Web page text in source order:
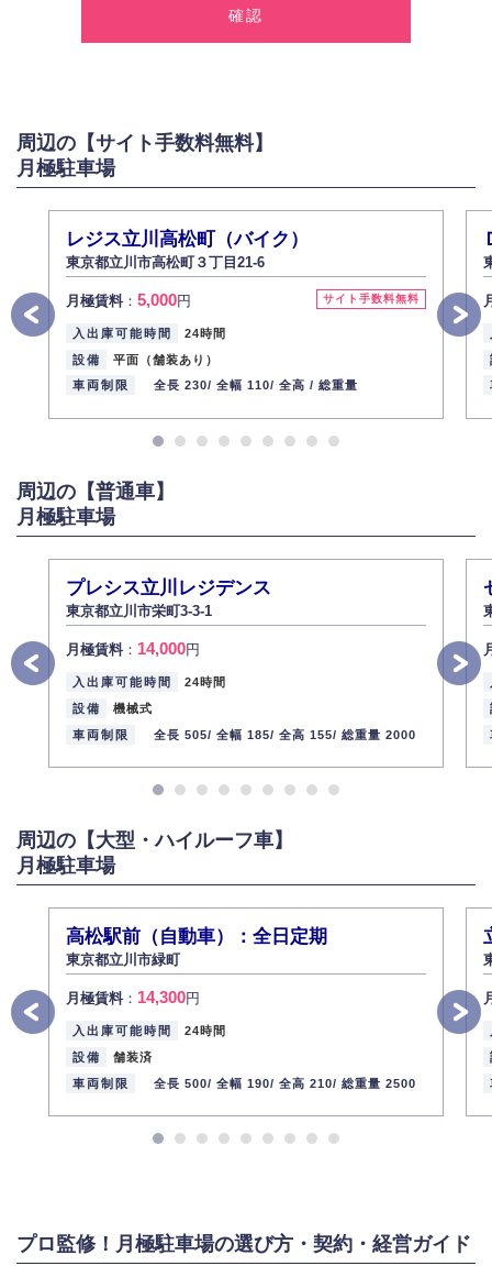
2.個人情報の利用
お問い合わせに対する回答、資料等の送付
採用に関する回答、情報の提供
弊社は取り扱う個人情報の外部への漏洩を防止し、その利用目的に応じて
適切かつ安全に管理します。
4.個人情報の第三者提供
法的義務など正当な理由に基づく要請があった場合を除き、お客様の個人
情報をご本人の同意なく第三者に提供いたしません。
5.個人情報の開示・訂正・削除
お客様ご本人から自己の個人情報開示の請求があった場合、すみやかに開
ん）。
また、個人情報の内容に誤りがあり、ご本人から訂正・追加・削除の請求
6.個人情報管理の社内教育
弊社社員全員が、個人情報の取り扱いについての重要性を理解し、より適
切に管理するよう社内教育を実施してまいります。
代表取締役社長 野口 幸男
周辺の【サイト手数料無料】
月極駐車場
レジス立川高松町（バイク）
東京都立川市高松町３丁目21-6
サイト手数料無料
月極賃料： 5,000円
入出庫可能時間
24時間
設備
平面（舗装あり）
車両制限
全長 230/ 全幅 110/ 全高 / 総重量
周辺の【普通車】
月極駐車場
プレシス立川レジデンス
東京都立川市栄町3-3-1
月極賃料： 14,000円
入出庫可能時間
24時間
設備
機械式
車両制限
全長 505/ 全幅 185/ 全高 155/ 総重量 2000
周辺の【大型・ハイルーフ車】
月極駐車場
高松駅前（自動車）：全日定期
東京都立川市緑町
月極賃料： 14,300円
入出庫可能時間
24時間
設備
舗装済
車両制限
全長 500/ 全幅 190/ 全高 210/ 総重量 2500
プロ監修！月極駐車場の選び方・契約・経営ガイド